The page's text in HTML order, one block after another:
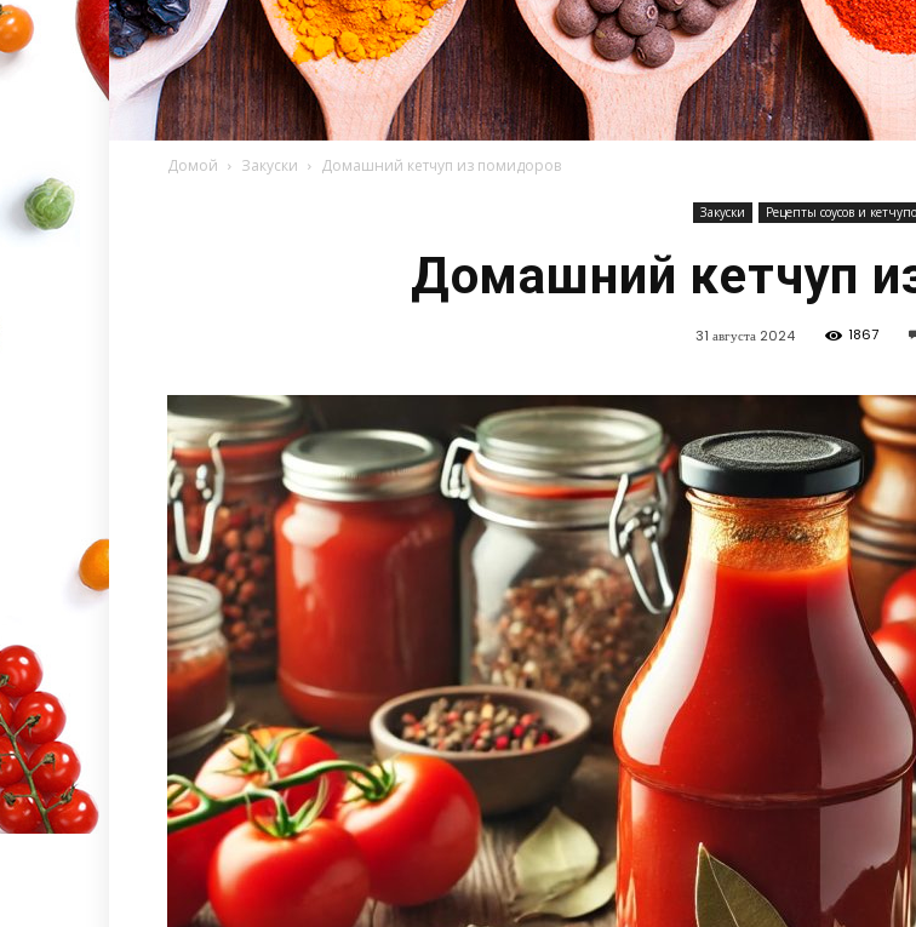
рецепты,
вкусные
Домой Закуски Домашний кетчуп из помидоров
Закуски Рецепты соусов и
Домашний кетчуп
31 августа 2024 1867